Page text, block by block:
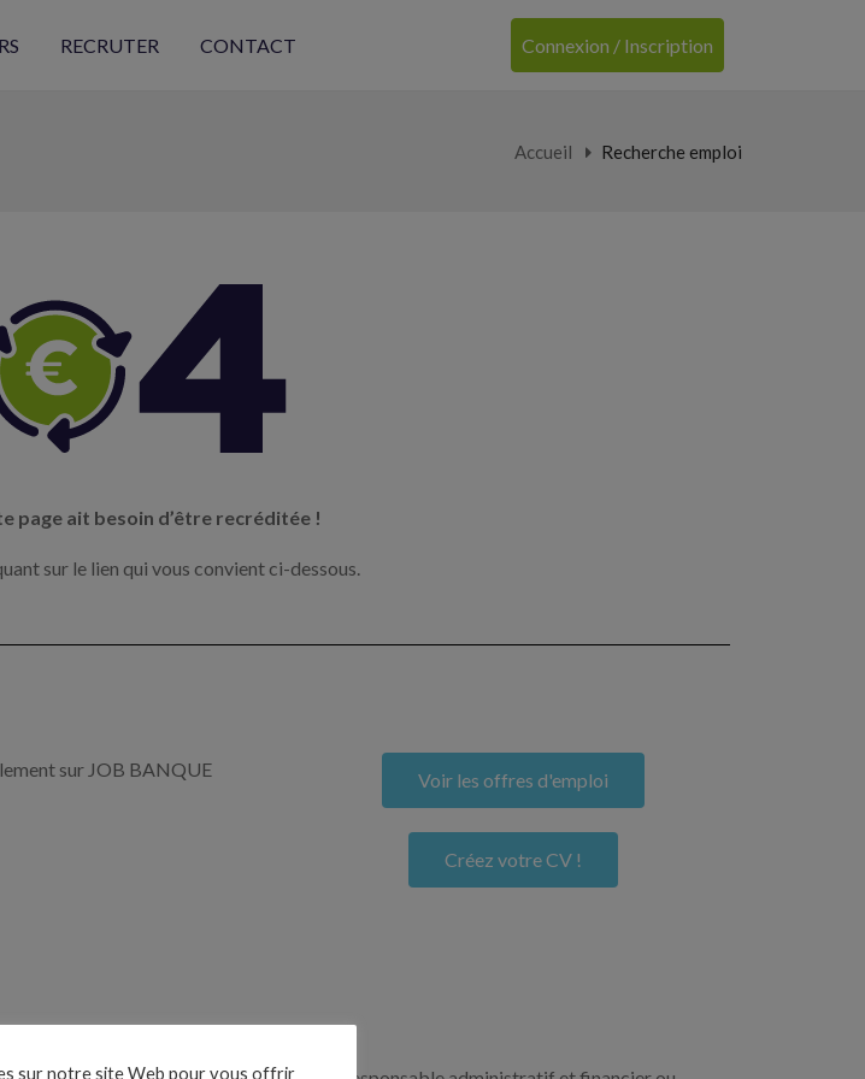
RECRUTER CONTACT Connexion / Inscription
Accueil Recherche emploi
page ait besoin d’être recréditée !
sur le lien qui vous convient ci-dessous.
sur JOB BANQUE Voir les offres d'emploi
Créez votre CV !
sur notre site Web pour vous offrir